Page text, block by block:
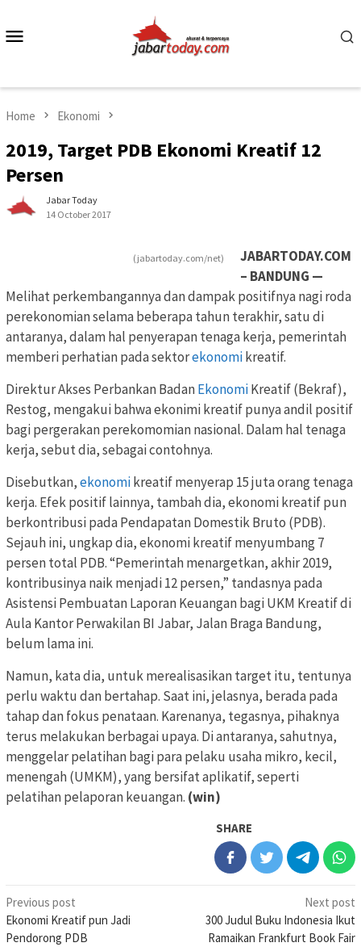
content
Home Ekonomi
2019, Target PDB Ekonomi Kreatif 12
Persen
Jabar Today
14 October 2017
(jabartoday.com/net)
JABARTODAY.COM
– BANDUNG —
Melihat perkembangannya dan dampak positifnya nagi roda
perekonomian selama beberapa tahun terakhir, satu di
antaranya, dalam hal penyerapan tenaga kerja, pemerintah
memberi perhatian pada sektorekonomikreatif.
Direktur Akses Perbankan BadanEkonomiKreatif (Bekraf),
Restog, mengakui bahwa ekonimi kreatif punya andil positif
bagi pergerakan perekomomian nasional. Dalam hal tenaga
kerja, sebut dia, sebagai contohnya.
Disebutkan,ekonomikreatif menyerap 15 juta orang tenaga
kerja. Efek positif lainnya, tambah dia, ekonomi kreatif pun
berkontribusi pada Pendapatan Domestik Bruto (PDB).
Sejauh ini, ungkap dia, ekonomi kreatif menyumbang 7
persen total PDB. “Pemerintah menargetkan, akhir 2019,
kontribusinya naik menjadi 12 persen,” tandasnya pada
Asistensi Pembuatan Laporan Keuangan bagi UKM Kreatif di
Aula Kantor Perwakilan BI Jabar, Jalan Braga Bandung,
belum lama ini.
Namun, kata dia, untuk merealisasikan target itu, tentunya
perlu waktu dan bertahap. Saat ini, jelasnya, berada pada
tahap dan fokus penataan. Karenanya, tegasnya, pihaknya
terus melakukan berbagai upaya. Di antaranya, sahutnya,
menggelar pelatihan bagi para pelaku usaha mikro, kecil,
menengah (UMKM), yang bersifat aplikatif, seperti
pelatihan pelaporan keuangan. (win)
SHARE
Post
navigation
Previous post
Ekonomi Kreatif pun Jadi
Pendorong PDB
Next post
300 Judul Buku Indonesia Ikut
Ramaikan Frankfurt Book Fair